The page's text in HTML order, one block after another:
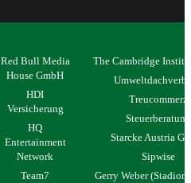
Red Bull Media
House GmbH
HDI
Versicherung
HQ
Entertainment
Network
Team7
The Cambridge
Treucommerz
Steuerberatung
Starcke Austria
Sipwise
Gerry Weber (Stadion